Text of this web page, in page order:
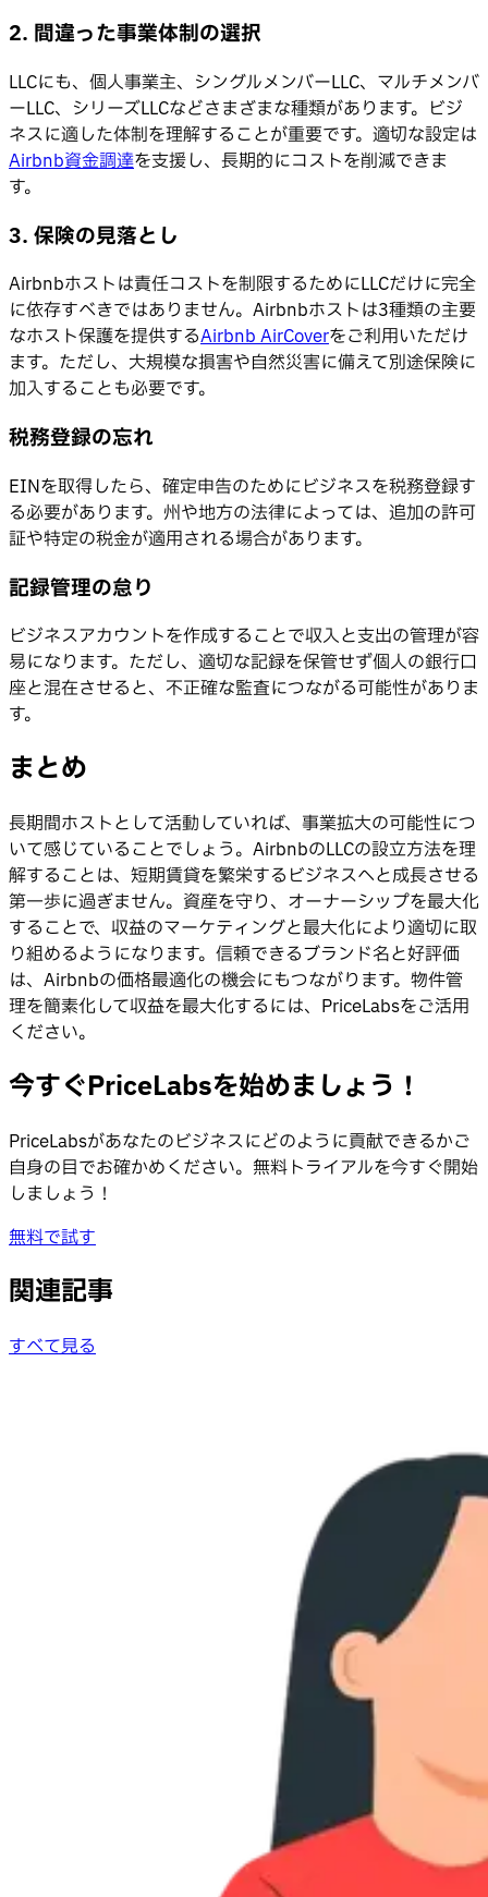
2. 間違った事業体制の選択
LLCにも、個人事業主、シングルメンバーLLC、マルチメンバ
ーLLC、シリーズLLCなどさまざまな種類があります。ビジ
ネスに適した体制を理解することが重要です。適切な設定は
Airbnb資金調達を支援し、長期的にコストを削減できま
す。
3. 保険の見落とし
Airbnbホストは責任コストを制限するためにLLCだけに完全
に依存すべきではありません。Airbnbホストは3種類の主要
なホスト保護を提供するAirbnb AirCoverをご利用いただけ
ます。ただし、大規模な損害や自然災害に備えて別途保険に
加入することも必要です。
税務登録の忘れ
EINを取得したら、確定申告のためにビジネスを税務登録す
る必要があります。州や地方の法律によっては、追加の許可
証や特定の税金が適用される場合があります。
記録管理の怠り
ビジネスアカウントを作成することで収入と支出の管理が容
易になります。ただし、適切な記録を保管せず個人の銀行口
座と混在させると、不正確な監査につながる可能性がありま
す。
まとめ
長期間ホストとして活動していれば、事業拡大の可能性につ
いて感じていることでしょう。AirbnbのLLCの設立方法を理
解することは、短期賃貸を繁栄するビジネスへと成長させる
第一歩に過ぎません。資産を守り、オーナーシップを最大化
することで、収益のマーケティングと最大化により適切に取
り組めるようになります。信頼できるブランド名と好評価
は、Airbnbの価格最適化の機会にもつながります。物件管
理を簡素化して収益を最大化するには、PriceLabsをご活用
ください。
今すぐPriceLabsを始めましょう！
PriceLabsがあなたのビジネスにどのように貢献できるかご
自身の目でお確かめください。無料トライアルを今すぐ開始
しましょう！
無料で試す
関連記事
すべて見る